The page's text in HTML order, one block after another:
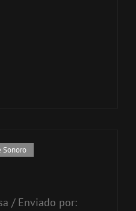
Sonoro
/ Enviado por: